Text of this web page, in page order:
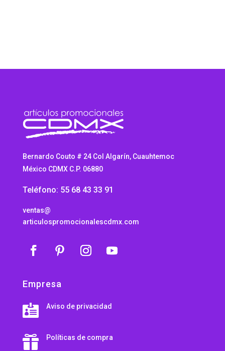
Bernardo Couto # 24 Col Algarín, Cuauhtemoc
México CDMX C.P. 06880
Teléfono: 55 68 43 33 91
ventas@
articulospromocionalescdmx.com
Empresa
 Aviso de privacidad
 Políticas de compra